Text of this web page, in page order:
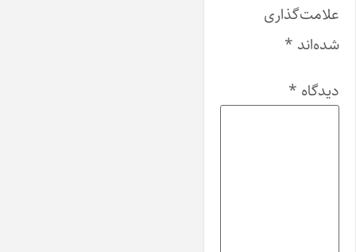
علامت‌گذاری
شده‌اند *
دیدگاه *